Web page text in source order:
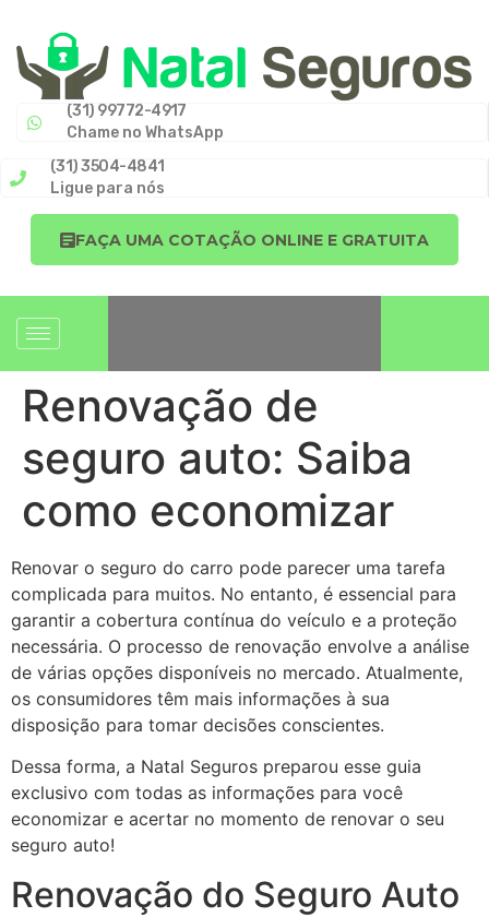
(31) 99772-4917
Chame no WhatsApp
(31) 3504-4841
Ligue para nós
FAÇA UMA COTAÇÃO ONLINE E GRATUITA
Renovação de
seguro auto: Saiba
como economizar
Renovar o seguro do carro pode parecer uma tarefa
complicada para muitos. No entanto, é essencial para
garantir a cobertura contínua do veículo e a proteção
necessária. O processo de renovação envolve a análise
de várias opções disponíveis no mercado. Atualmente,
os consumidores têm mais informações à sua
disposição para tomar decisões conscientes.
Dessa forma, a Natal Seguros preparou esse guia
exclusivo com todas as informações para você
economizar e acertar no momento de renovar o seu
seguro auto!
Renovação do Seguro Auto